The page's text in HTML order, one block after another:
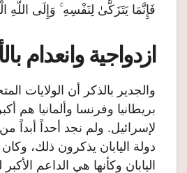
فَإِنَّمَا يَتَزَكَّىٰ لِنَفْسِهِ ۚ وَإِلَى اللَّهِ
ازدواجية وانعدام
والجدير بالذكر أن الولايات
بريطانيا وفرنسا وألمانيا هم
لإسرائيل. ولم نجد أحداً أبداً
دولة اليابان يذكرون ذلك،
اليابان وكأنها هي الداعم الأكبر